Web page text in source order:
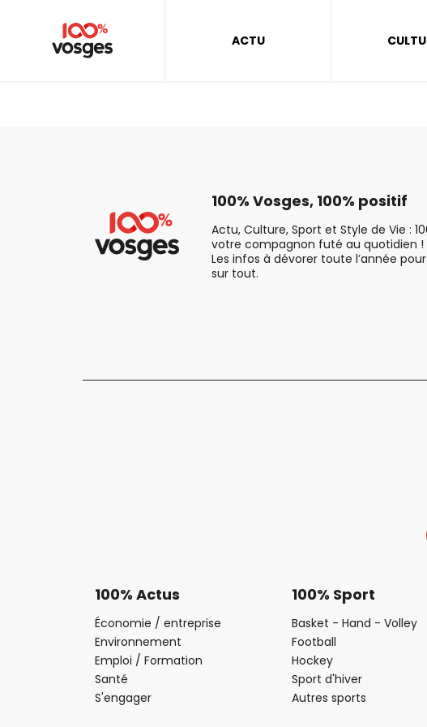
ACTU
100% Vosges, 100% positif
Actu, Culture, Sport et Style de Vie :
votre compagnon futé au quotidien !
Les infos à dévorer toute l’année
sur tout.
100% Actus
Économie / entreprise
Environnement
Emploi / Formation
Santé
S'engager
100% Sport
Basket - Hand - Volley
Football
Hockey
Sport d'hiver
Autres sports